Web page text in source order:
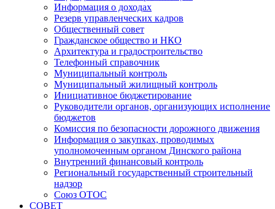
Информация о доходах
Резерв управленческих кадров
Общественный совет
Гражданское общество и НКО
Архитектура и градостроительство
Телефонный справочник
Муниципальный контроль
Муниципальный жилищный контроль
Инициативное бюджетирование
Руководители органов, организующих исполнение
бюджетов
Комиссия по безопасности дорожного движения
Информация о закупках, проводимых
уполномоченным органом Динского района
Внутренний финансовый контроль
Региональный государственный строительный
надзор
Союз ОТОС
СОВЕТ